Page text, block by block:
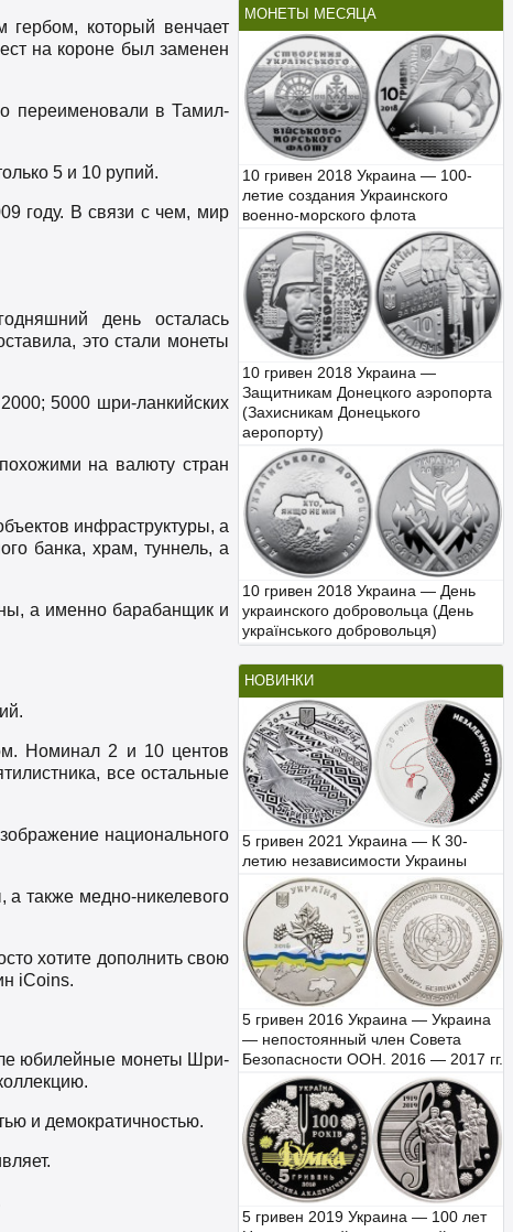
МОНЕТЫ МЕСЯЦА
10 гривен 2018 Украина — 100-
летие создания Украинского
военно-морского флота
10 гривен 2018 Украина —
Защитникам Донецкого аэропорта
(Захисникам Донецького
аеропорту)
10 гривен 2018 Украина — День
украинского добровольца (День
українського добровольця)
НОВИНКИ
5 гривен 2021 Украина — К 30-
летию независимости Украины
5 гривен 2016 Украина — Украина
— непостоянный член Совета
Безопасности ООН. 2016 — 2017 гг.
5 гривен 2019 Украина — 100 лет
который венчает
на короне был заменен
переименовали в Тамил-
5 и 10 рупий.
году. В связи с чем, мир
день осталась
это стали монеты
5000 шри-ланкийских
на валюту стран
инфраструктуры, а
банка, храм, туннель, а
а именно барабанщик и
Номинал 2 и 10 центов
все остальные
национального
также медно-никелевого
хотите дополнить свою
iCoins.
юбилейные монеты Шри-
и демократичностью.